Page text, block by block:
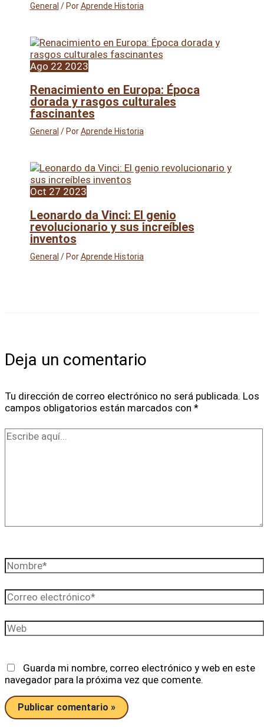
General / PorAprende Historia
Ago 22 2023
Renacimiento en Europa: Época
dorada y rasgos culturales
fascinantes
General / PorAprende Historia
Oct 27 2023
Leonardo da Vinci: El genio
revolucionario y sus increíbles
inventos
General / PorAprende Historia
Deja un comentario
Tu dirección de correo electrónico no será publicada. Los
campos obligatorios están marcados con *
Escribe
Nombre*
Correo
electrónico*
Web
Guarda mi nombre, correo electrónico y web en este
navegador para la próxima vez que comente.